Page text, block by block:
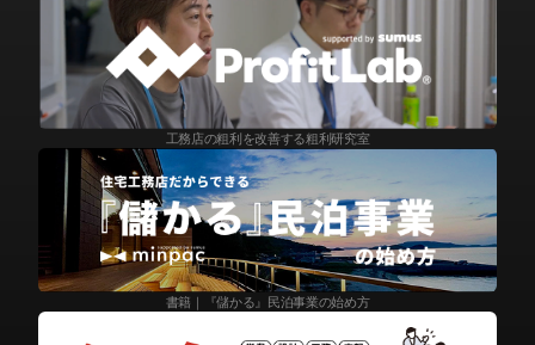
工務店の粗利を改善する粗利研究室
書籍｜『儲かる』民泊事業の始め方